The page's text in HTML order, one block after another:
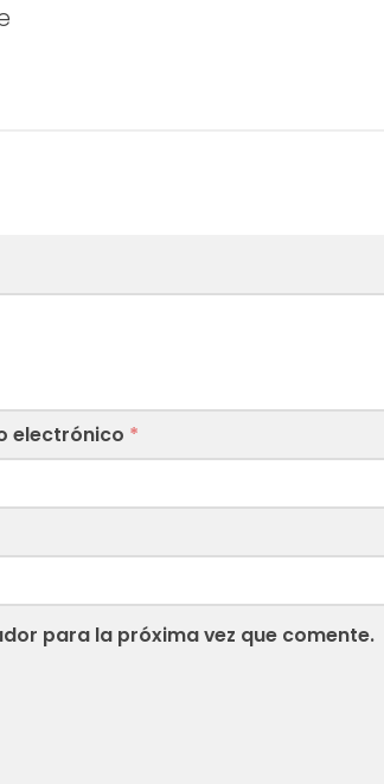
electrónico *
para la próxima vez que comente.